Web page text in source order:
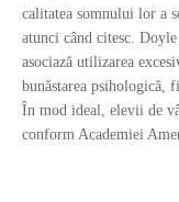
calitatea somnului lor a
atunci când citesc.
asociază utilizarea
bunăstarea psihologică,
În mod ideal, elevii de
conform Academiei